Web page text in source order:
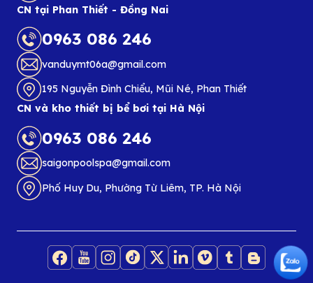
CN tại Phan Thiết - Đồng Nai
0963 086 246
vanduymt06a@gmail.com
195 Nguyễn Đình Chiểu, Mũi Né, Phan Thiết
CN và kho thiết bị bể bơi tại Hà Nội
0963 086 246
saigonpoolspa@gmail.com
Phố Huy Du, Phường Từ Liêm, TP. Hà Nội